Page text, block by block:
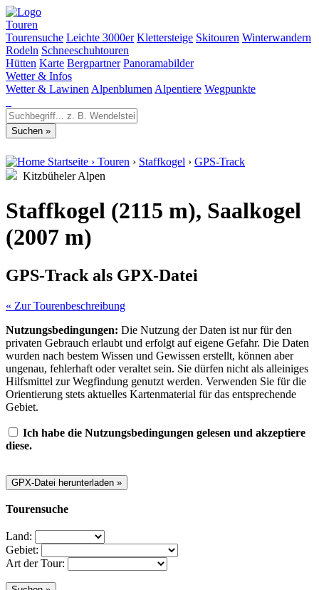
Touren
Tourensuche Leichte 3000er Klettersteige Skitouren Winterwandern
Rodeln Schneeschuhtouren
Hütten Karte Bergpartner Panoramabilder
Wetter & Infos
Wetter & Lawinen Alpenblumen Alpentiere Wegpunkte
Startseite › Touren › Staffkogel › GPS-Track
Kitzbüheler Alpen
Staffkogel (2115 m), Saalkogel
(2007 m)
GPS-Track als GPX-Datei
« Zur Tourenbeschreibung
Nutzungsbedingungen: Die Nutzung der Daten ist nur für den
privaten Gebrauch erlaubt und erfolgt auf eigene Gefahr. Die Daten
wurden nach bestem Wissen und Gewissen erstellt, können aber
ungenau, fehlerhaft oder veraltet sein. Sie dürfen nicht als alleiniges
Hilfsmittel zur Wegfindung genutzt werden. Verwenden Sie für die
Orientierung stets aktuelles Kartenmaterial für das entsprechende
Gebiet.
Ich habe die Nutzungsbedingungen gelesen und akzeptiere
diese.
Tourensuche
Land:
Gebiet:
Art der Tour: